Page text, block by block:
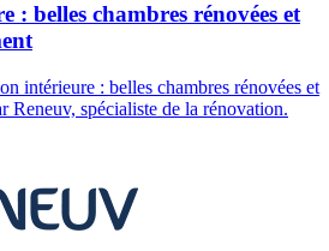
: belles chambres rénovées et
intérieure : belles chambres rénovées et
Reneuv, spécialiste de la rénovation.